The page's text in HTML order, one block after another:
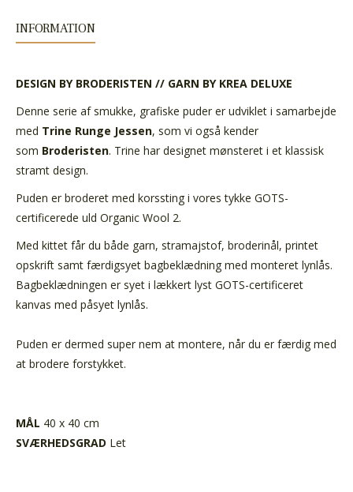
INFORMATION
DESIGN BY BRODERISTEN // GARN BY KREA DELUXE
Denne serie af smukke, grafiske puder er udviklet i samarbejde
med Trine Runge Jessen, som vi også kender
som Broderisten. Trine har designet mønsteret i et klassisk
stramt design.
Puden er broderet med korssting i vores tykke GOTS-
certificerede uld Organic Wool 2.
Med kittet får du både garn, stramajstof, broderinål, printet
opskrift samt færdigsyet bagbeklædning med monteret lynlås.
Bagbeklædningen er syet i lækkert lyst GOTS-certificeret
kanvas med påsyet lynlås.
Puden er dermed super nem at montere, når du er færdig med
at brodere forstykket.
MÅL 40 x 40 cm
SVÆRHEDSGRAD Let